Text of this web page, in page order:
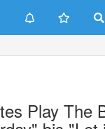
Play The